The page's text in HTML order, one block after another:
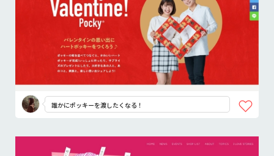
誰かにポッキーを渡したくなる！